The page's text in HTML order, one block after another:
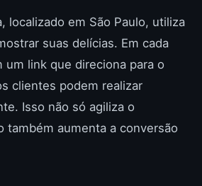
localizado em São Paulo, utiliza
suas delícias. Em cada
um link que direciona para o
clientes podem realizar
Isso não só agiliza o
também aumenta a conversão